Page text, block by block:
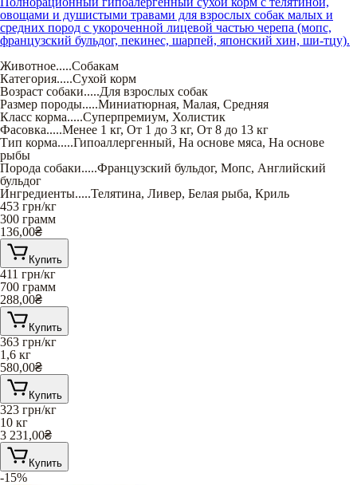
овощами и душистыми травами для взрослых собак малых и
средних пород с укороченной лицевой частью черепа (мопс,
французский бульдог, пекинес, шарпей, японский хин, ши-тцу).
Животное.....Собакам
Категория.....Сухой корм
Возраст собаки.....Для взрослых собак
Размер породы.....Миниатюрная, Малая, Средняя
Класс корма.....Суперпремиум, Холистик
Фасовка.....Менее 1 кг, От 1 до 3 кг, От 8 до 13 кг
Тип корма.....Гипоаллергенный, На основе мяса, На основе
рыбы
Порода собаки.....Французский бульдог, Мопс, Английский
бульдог
Ингредиенты.....Телятина, Ливер, Белая рыба, Криль
453 грн/кг
300 грамм
136,00₴
Купить
411 грн/кг
700 грамм
288,00₴
Купить
363 грн/кг
1,6 кг
580,00₴
Купить
323 грн/кг
10 кг
3 231,00₴
Купить
-15%